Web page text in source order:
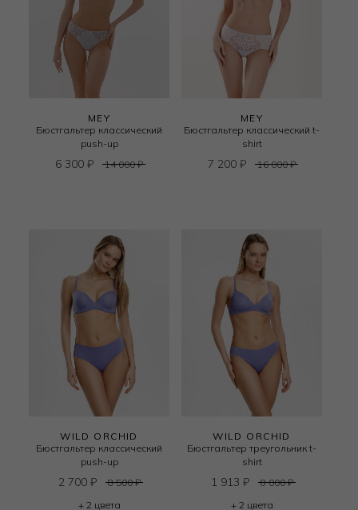
MEY
Бюстгальтер классический
push-up
6 300 ₽ 14 000₽
MEY
Бюстгальтер классический t-
shirt
7 200 ₽ 16 000₽
WILD ORCHID
Бюстгальтер классический
push-up
2 700 ₽ 8 500₽
+ 2 цвета
WILD ORCHID
Бюстгальтер треугольник t-
shirt
1 913 ₽ 8 000₽
+ 2 цвета